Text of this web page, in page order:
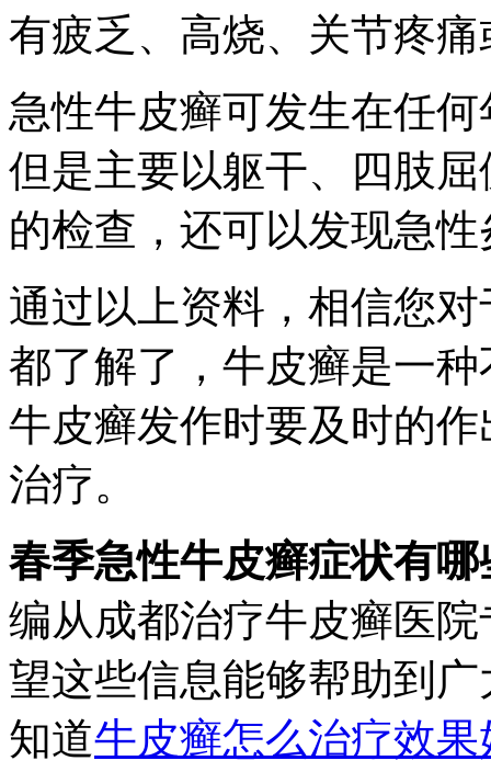
有疲乏、高烧、关节疼
急性牛皮癣可发生在任
但是主要以躯干、四肢
的检查，还可以发现急
通过以上资料，相信您
都了解了，牛皮癣是一
牛皮癣发作时要及时的
治疗。
春季急性牛皮癣症状有哪
编从成都治疗牛皮癣医
望这些信息能够帮助到
知道牛皮癣怎么治疗效果